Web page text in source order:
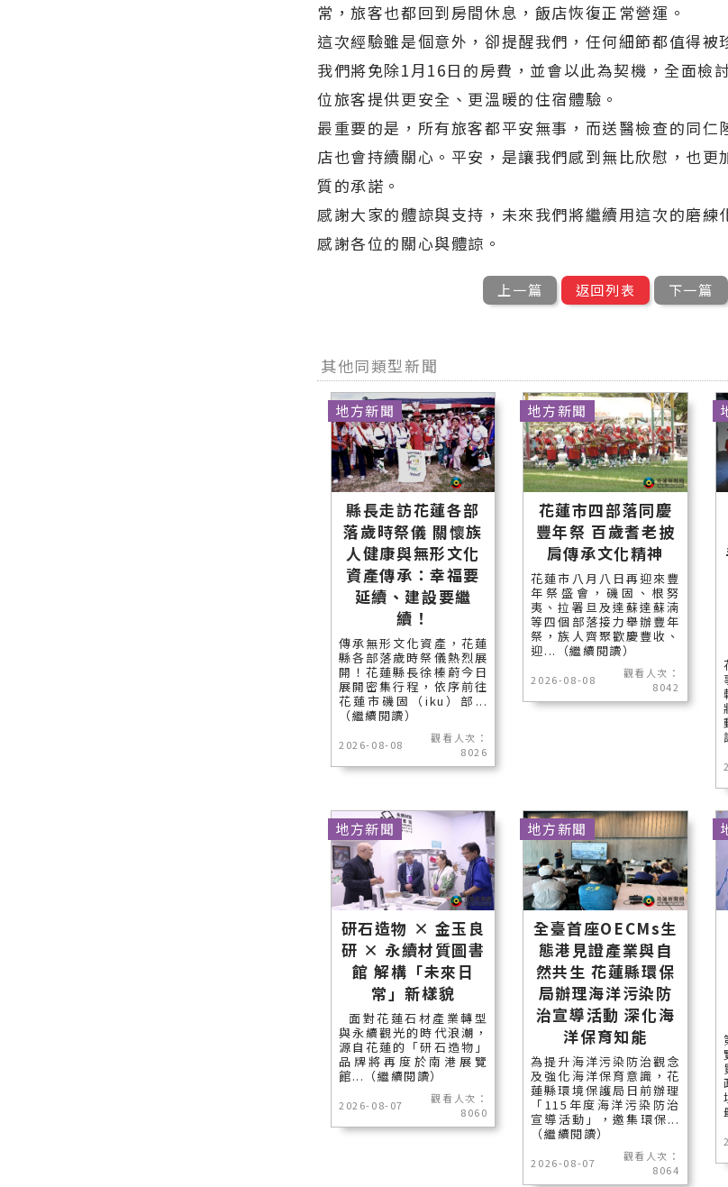
常，旅客也都回到房間休息，飯店恢復正常營運。
這次經驗雖是個意外，卻提醒我們，任何細節都值得被
我們將免除1月16日的房費，並會以此為契機，全面檢
位旅客提供更安全、更溫暖的住宿體驗。
最重要的是，所有旅客都平安無事，而送醫檢查的同仁
店也會持續關心。平安，是讓我們感到無比欣慰，也更
質的承諾。
感謝大家的體諒與支持，未來我們將繼續用這次的磨練
感謝各位的關心與體諒。
上一篇 返回列表 下一篇
其他同類型新聞
縣長走訪花蓮各部
落歲時祭儀 關懷族
人健康與無形文化
資產傳承：幸福要
延續、建設要繼
續！
傳承無形文化資產，花蓮
縣各部落歲時祭儀熱烈展
開！花蓮縣長徐榛蔚今日
展開密集行程，依序前往
花蓮市磯固（iku）部...
（繼續閱讀）
2026-08-08
觀看人次：
8026
地方新聞
花蓮市四部落同慶
豐年祭 百歲耆老披
肩傳承文化精神
花蓮市八月八日再迎來豐
年祭盛會，磯固、根努
夷、拉署旦及達蘇達蘇湳
等四個部落接力舉辦豐年
祭，族人齊聚歡慶豐收、
迎...（繼續閱讀）
2026-08-08
觀看人次：
8042
地方新聞
研石造物 × 金玉良
研 × 永續材質圖書
館 解構「未來日
常」新樣貌
面對花蓮石材產業轉型
與永續觀光的時代浪潮，
源自花蓮的「研石造物」
品牌將再度於南港展覽
館...（繼續閱讀）
2026-08-07
觀看人次：
8060
地方新聞
全臺首座OECMs生
態港見證產業與自
然共生 花蓮縣環保
局辦理海洋污染防
治宣導活動 深化海
洋保育知能
為提升海洋污染防治觀念
及強化海洋保育意識，花
蓮縣環境保護局日前辦理
「115年度海洋污染防治
宣導活動」，邀集環保...
（繼續閱讀）
2026-08-07
觀看人次：
8064
地方新聞